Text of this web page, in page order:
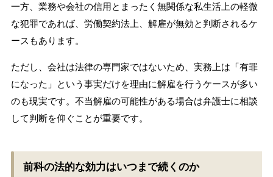
一方、業務や会社の信用とまったく無関係な私生活上の軽微
な犯罪であれば、労働契約法上、解雇が無効と判断されるケ
ースもあります。
ただし、会社は法律の専門家ではないため、実務上は「有罪
になった」という事実だけを理由に解雇を行うケースが多い
のも現実です。不当解雇の可能性がある場合は弁護士に相談
して判断を仰ぐことが重要です。
前科の法的な効力はいつまで続くのか